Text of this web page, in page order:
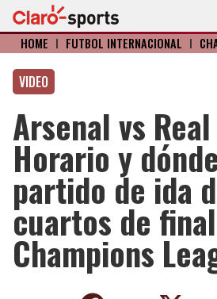
HOME I FÚTBOL INTERNACIONAL I
VIDEO
Arsenal vs
Horario y
partido de ida
cuartos de
Champions